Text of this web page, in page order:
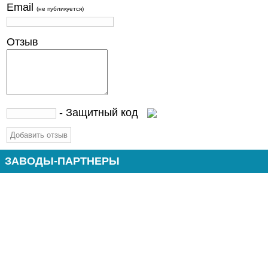
Email (не публикуется)
Отзыв
- Защитный код
ЗАВОДЫ-ПАРТНЕРЫ